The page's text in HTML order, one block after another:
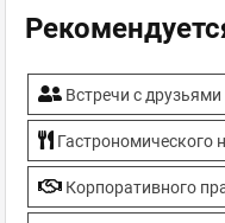
Встречи с друзьями
Гастрономического
Корпоративного